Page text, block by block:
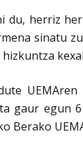
herriz
sinatu
gaur